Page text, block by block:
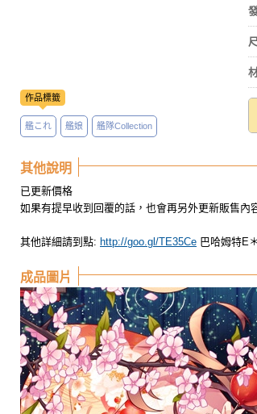
作品標籤
艦これ 艦娘 艦隊Collection
其他說明
已更新價格
如果有提早收到回覆的話，也會再另外更新販售內
其他詳細請到點: http://goo.gl/TE35Ce 巴哈姆特E
成品圖片